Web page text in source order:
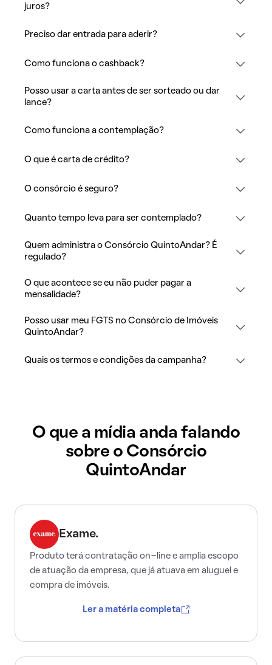
juros?
Preciso dar entrada para aderir?
Como funciona o cashback?
Posso usar a carta antes de ser sorteado ou dar
lance?
Como funciona a contemplação?
O que é carta de crédito?
O consórcio é seguro?
Quanto tempo leva para ser contemplado?
Quem administra o Consórcio QuintoAndar? É
regulado?
O que acontece se eu não puder pagar a
mensalidade?
Posso usar meu FGTS no Consórcio de Imóveis
QuintoAndar?
Quais os termos e condições da campanha?
O que a mídia anda falando
sobre o Consórcio
QuintoAndar
Exame.
Produto terá contratação on-line e amplia escopo
de atuação da empresa, que já atuava em aluguel e
compra de imóveis.
Ler a matéria completa